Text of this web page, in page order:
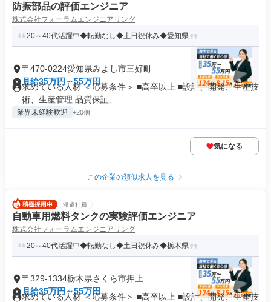
防振部品の評価エンジニア
株式会社フォーラムエンジニアリング
20～40代活躍中◆転勤なし◆土日祝休み◆愛知県
〒470-0224愛知県みよし市三好町
月給35万円～55万円
求めている人材 ＜応募条件＞ ■高卒以上 ■設計、開発、生産技
術、生産管理 品質保証、...
業界未経験歓迎 +20個
気になる
この企業の類似求人を見る
派遣社員
自動車用燃料タンクの実験評価エンジニア
株式会社フォーラムエンジニアリング
20～40代活躍中◆転勤なし◆土日祝休み◆栃木県
〒329-1334栃木県さくら市押上
月給35万円～55万円
求めている人材 ＜応募条件＞ ■高卒以上 ■設計、開発、生産技